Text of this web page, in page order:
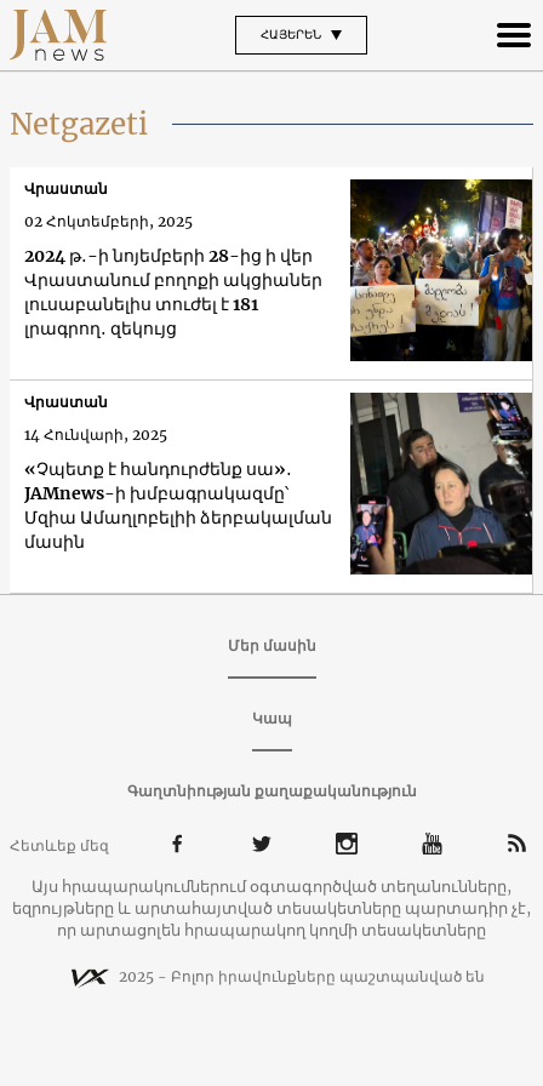
ՀԱՅԵՐԵՆ
Netgazeti
2024 թ․-ի նոյեմբերի 28-ից ի վեր
Վրաստանում բողոքի ակցիաներ
լուսաբանելիս տուժել է 181
լրագրող․ զեկույց
Վրաստան
02 Հոկտեմբերի, 2025
«Չպետք է հանդուրժենք սա»․
JAMnews-ի խմբագրակազմը՝
Մզիա Ամաղլոբելիի ձերբակալման
մասին
Վրաստան
14 Հունվարի, 2025
Մեր մասին
Կապ
Գաղտնիության քաղաքականություն
Հետևեք մեզ
Այս հրապարակումներում օգտագործված տեղանունները,
եզրույթները և արտահայտված տեսակետները պարտադիր չէ,
որ արտացոլեն հրապարակող կողմի տեսակետները
2025 - Բոլոր իրավունքները պաշտպանված են